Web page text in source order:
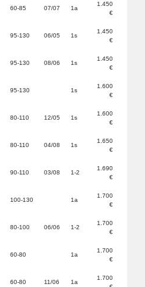
60-85 07/07 1a
1.450
€
95-130 06/05 1s
1.450
€
95-130 08/06 1s
1.450
€
95-130 1s
1.600
€
80-110 12/05 1s
1.600
€
80-110 04/08 1s
1.650
€
90-110 03/08 1-2
1.690
€
100-130 1a
1.700
€
80-100 06/06 1-2
1.700
€
60-80 1a
1.700
€
60-80 11/06 1a
1.700